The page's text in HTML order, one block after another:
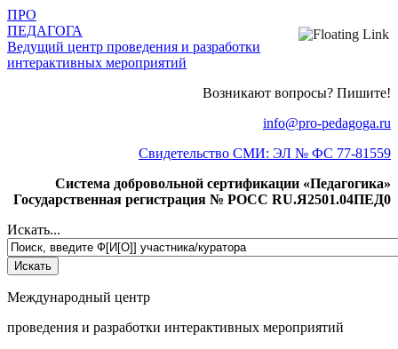
ПРО
ПЕДАГОГА
Ведущий центр проведения и разработки
интерактивных мероприятий
Возникают вопросы? Пишите!
info@pro-pedagoga.ru
Свидетельство СМИ: ЭЛ № ФС 77-81559
Система добровольной сертификации «Педагогика»
Государственная регистрация № РОСС RU.Я2501.04ПЕД0
Искать...
Международный центр
проведения и разработки интерактивных мероприятий